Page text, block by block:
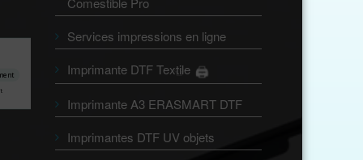
Services impressions en ligne
Imprimante DTF Textile 🖨️
👕
Imprimante A3 ERASMART DTF
Imprimantes DTF UV objets